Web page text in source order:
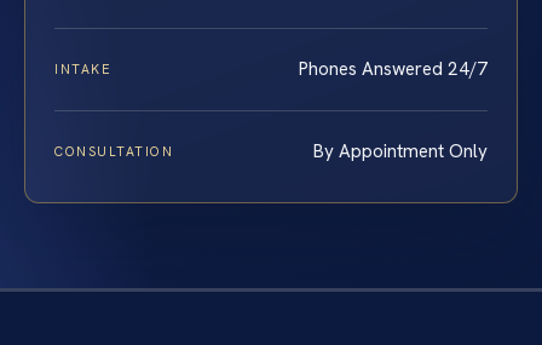
INTAKE Phones Answered 24/7
CONSULTATION By Appointment Only